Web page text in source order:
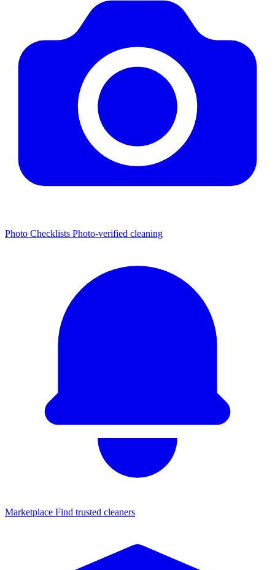
Photo Checklists Photo-verified cleaning
Marketplace Find trusted cleaners